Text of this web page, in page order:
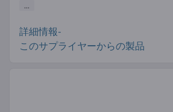
...
詳細情報-
このサプライヤーからの製品